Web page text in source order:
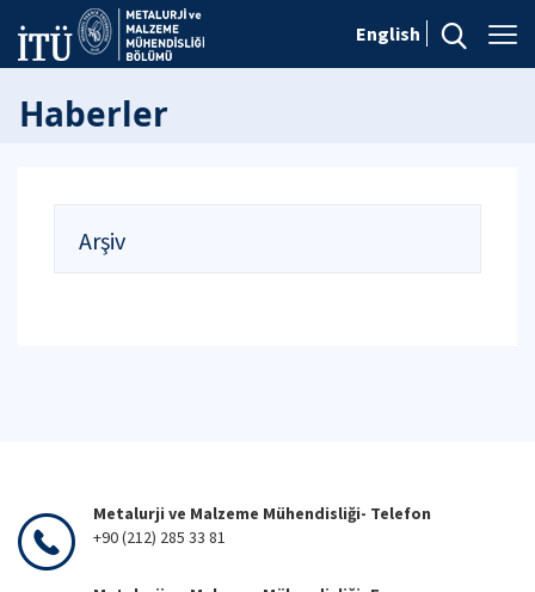
English
Haberler
Arşiv
Metalurji ve Malzeme Mühendisliği- Telefon
+90 (212) 285 33 81